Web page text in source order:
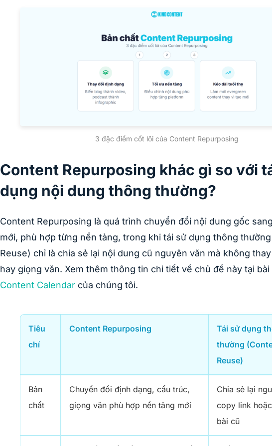
3 đặc điểm cốt lõi của Content Repurposing
Content Repurposing khác gì so với
dụng nội dung thông thường?
Content Repurposing là quá trình chuyển đổi nội dung gốc
mới, phù hợp từng nền tảng, trong khi tái sử dụng thông
Reuse) chỉ là chia sẻ lại nội dung cũ nguyên văn mà không
hay giọng văn. Xem thêm thông tin chi tiết về chủ đề này tại bài
Content Calendar của chúng tôi.
Tiêu
chí
Content Repurposing
Tái sử dụng
thường
Reuse)
Bản
chất
Chuyển đổi định dạng, cấu trúc,
giọng văn phù hợp nền tảng mới
Chia sẻ lại
copy link
bài cũ